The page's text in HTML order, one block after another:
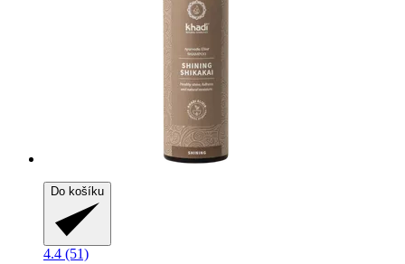
Do košíku
4.4 (51)